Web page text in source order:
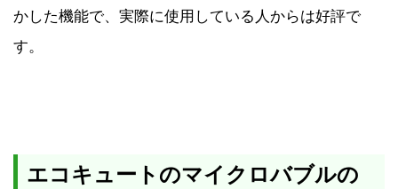
かした機能で、実際に使用している人からは好評で
す。
エコキュートのマイクロバブルの